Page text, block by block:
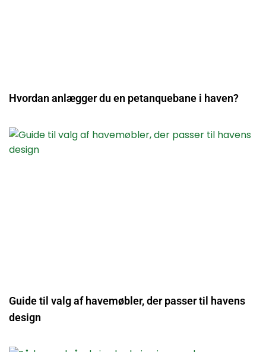
Hvordan anlægger du en petanquebane i haven?
Guide til valg af havemøbler, der passer til havens
design